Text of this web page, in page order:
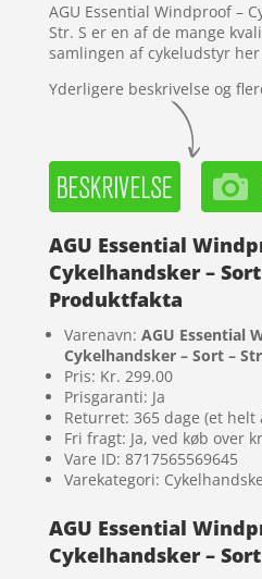
AGU Essential Windproof –
Str. S er en af de mange
samlingen af cykeludstyr
Yderligere beskrivelse og
AGU Essential
Cykelhandsker – Sort
Produktfakta
Varenavn: AGU Essential
Cykelhandsker – Sort –
Pris: Kr. 299.00
Prisgaranti: Ja
Returret: 365 dage (et helt
Fri fragt: Ja, ved køb over
Vare ID: 8717565569645
Varekategori:
AGU Essential
Cykelhandsker – Sort